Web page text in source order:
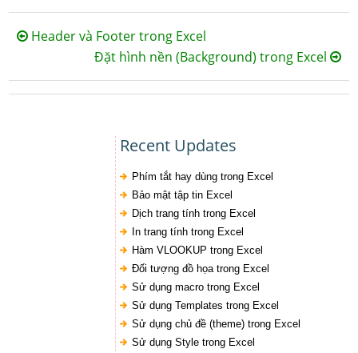
Header và Footer trong Excel
Đặt hình nền (Background) trong Excel
Recent Updates
Phím tắt hay dùng trong Excel
Bảo mật tập tin Excel
Dịch trang tính trong Excel
In trang tính trong Excel
Hàm VLOOKUP trong Excel
Đối tượng đồ họa trong Excel
Sử dụng macro trong Excel
Sử dụng Templates trong Excel
Sử dụng chủ đề (theme) trong Excel
Sử dụng Style trong Excel